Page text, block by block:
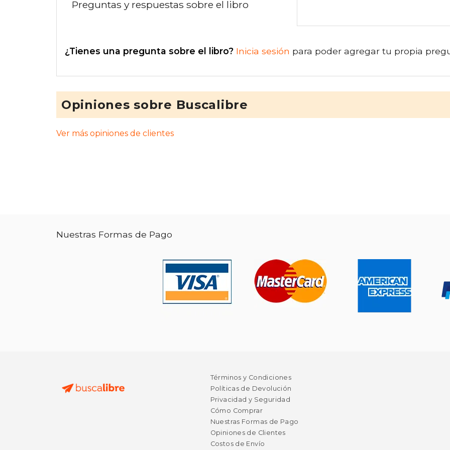
Preguntas y respuestas sobre el libro
¿Tienes una pregunta sobre el libro? Inicia sesión para poder agregar tu propia
Opiniones sobre Buscalibre
Ver más opiniones de clientes
Nuestras Formas de Pago
Términos y Condiciones
Políticas de Devolución
Privacidad y Seguridad
Cómo Comprar
Nuestras Formas de Pago
Opiniones de Clientes
Costos de Envío